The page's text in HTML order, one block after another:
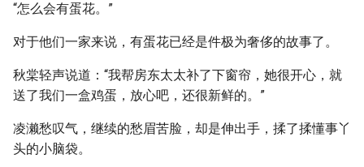
“怎么会有蛋花。”
对于他们一家来说，有蛋花已经是件极为奢侈的故事了。
秋棠轻声说道：“我帮房东太太补了下窗帘，她很开心，就
送了我们一盒鸡蛋，放心吧，还很新鲜的。”
凌濑愁叹气，继续的愁眉苦脸，却是伸出手，揉了揉懂事丫
头的小脑袋。